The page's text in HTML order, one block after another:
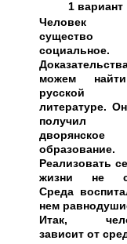
1 вариант
существо
социальное.
можем
русской
литературе.
получил
дворянское
образование.
Реализовать
жизни не
Среда
нем
Итак,
зависит от